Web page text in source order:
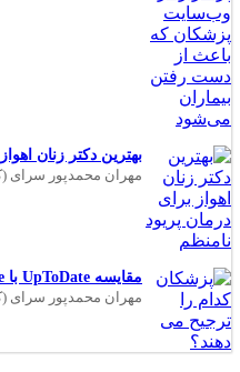
بهترین دکتر زنان
مهران محمدپور سرای
مقایسه UpToDate با DynaMed، Medscape و BMJ Best Practice؛ کدام بهتر است؟
مهران محمدپور سرای